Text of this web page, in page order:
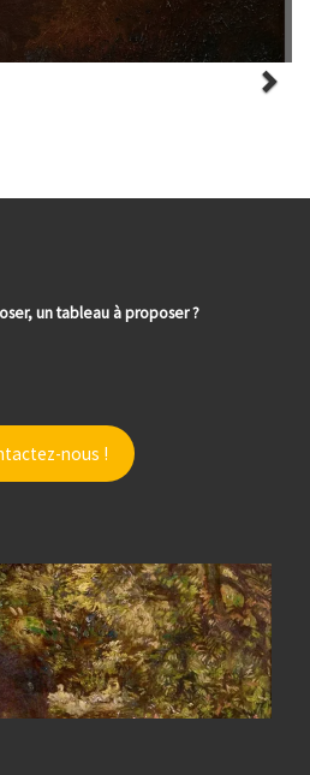
un tableau à proposer ?
nous !